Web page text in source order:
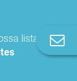
lista de